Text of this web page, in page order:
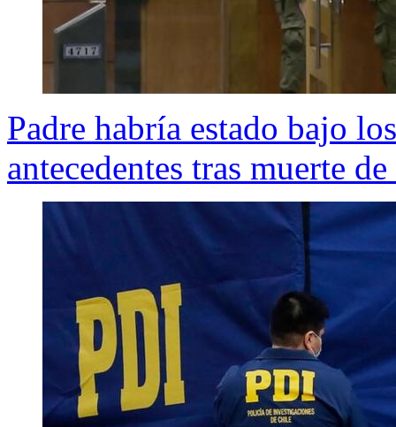
Padre habría estado bajo
antecedentes tras muerte